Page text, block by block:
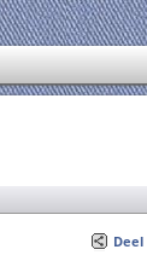
Deel